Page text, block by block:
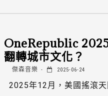
OneRepublic
翻轉城市文化？
傑森音樂 2025-06-24
2025年12月，美國搖滾